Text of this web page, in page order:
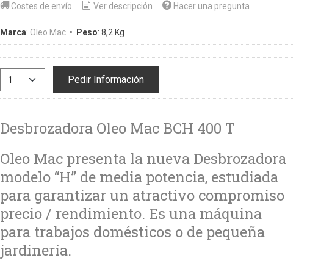
Costes de envío Ver descripción Hacer una pregunta
Marca: Oleo Mac• Peso: 8,2 Kg
Pedir Información
Desbrozadora Oleo Mac BCH 400 T
Oleo Mac presenta la nueva Desbrozadora
modelo “H” de media potencia, estudiada
para garantizar un atractivo compromiso
precio / rendimiento. Es una máquina
para trabajos domésticos o de pequeña
jardinería.